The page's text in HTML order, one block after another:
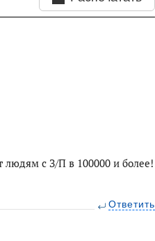
с З/П в 100000 и более!
Ответить